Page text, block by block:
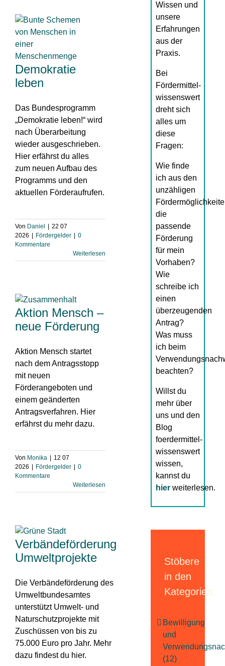
Demokratie
leben
Das Bundesprogramm
„Demokratie leben!“ wird
nach Überarbeitung
wieder ausgeschrieben.
Hier erfährst du alles
zum neuen Aufbau des
Programms und den
aktuellen Förderaufrufen.
Von Daniel
22 07
2026
Fördergelder
0
Kommentare
Weiterlesen
Aktion Mensch –
neue Förderung
Aktion Mensch startet
nach dem Antragsstopp
mit neuen
Förderangeboten und
einem geänderten
Antragsverfahren. Hier
erfährst du mehr dazu.
Von Monika
12 07
2026
Fördergelder
0
Kommentare
Weiterlesen
Verbändeförderung
Umweltprojekte
Die Verbändeförderung des
Umweltbundesamtes
unterstützt Umwelt- und
Naturschutzprojekte mit
Zuschüssen von bis zu
75.000 Euro pro Jahr. Mehr
dazu findest du hier.
Wissen und
unsere
Erfahrungen
aus der
Praxis.
Bei
Fördermittel-
wissenswert
dreht sich
alles um
diese
Fragen:
Wie finde
ich aus den
unzähligen
die
passende
Förderung
für mein
Vorhaben?
Wie
schreibe ich
einen
überzeugenden
Antrag?
Was muss
ich beim
beachten?
Willst du
mehr über
uns und den
Blog
foerdermittel-
wissenswert
wissen,
kannst du
hierweiterlesen.
Stöbere
in den
Kategorien:
Bewilligung
und
(12)